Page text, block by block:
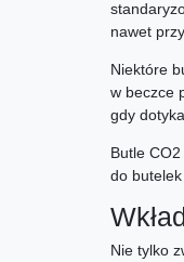
nawet
Niektóre
w beczce
gdy
Butle
do
Nie tylko